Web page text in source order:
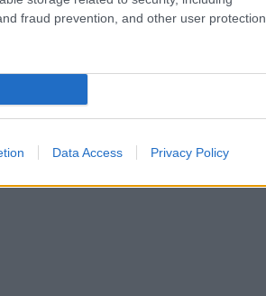
fraud prevention, and other user protection.
Data Access Privacy Policy